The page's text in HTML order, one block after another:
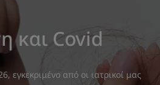
και Covid
, εγκεκριμένο από οι ιατρικοί μας